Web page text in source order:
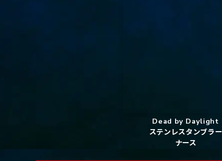
Dead by Daylight
ステンレスタンブラー
ナース